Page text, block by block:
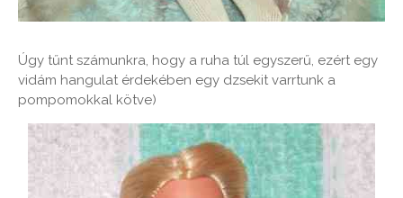
Úgy tűnt számunkra, hogy a ruha túl egyszerű, ezért egy
vidám hangulat érdekében egy dzsekit varrtunk a
pompomokkal kötve)